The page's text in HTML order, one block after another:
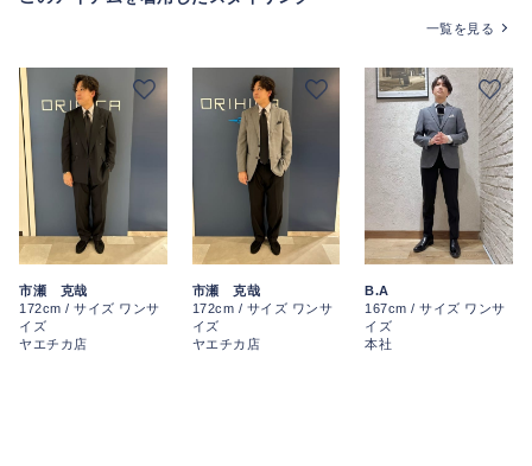
一覧を見る
市瀬 克哉
172cm / サイズ ワンサ
イズ
ヤエチカ店
市瀬 克哉
172cm / サイズ ワンサ
イズ
ヤエチカ店
B.A
167cm / サイズ ワンサ
イズ
本社